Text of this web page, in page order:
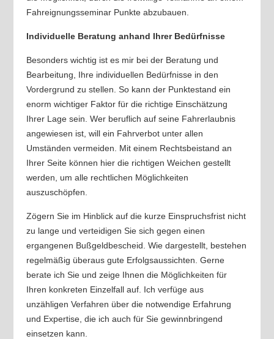
Fahreignungsseminar Punkte abzubauen.
Individuelle Beratung anhand Ihrer Bedürfnisse
Besonders wichtig ist es mir bei der Beratung und
Bearbeitung, Ihre individuellen Bedürfnisse in den
Vordergrund zu stellen. So kann der Punktestand ein
enorm wichtiger Faktor für die richtige Einschätzung
Ihrer Lage sein. Wer beruflich auf seine Fahrerlaubnis
angewiesen ist, will ein Fahrverbot unter allen
Umständen vermeiden. Mit einem Rechtsbeistand an
Ihrer Seite können hier die richtigen Weichen gestellt
werden, um alle rechtlichen Möglichkeiten
auszuschöpfen.
Zögern Sie im Hinblick auf die kurze Einspruchsfrist nicht
zu lange und verteidigen Sie sich gegen einen
ergangenen Bußgeldbescheid. Wie dargestellt, bestehen
regelmäßig überaus gute Erfolgsaussichten. Gerne
berate ich Sie und zeige Ihnen die Möglichkeiten für
Ihren konkreten Einzelfall auf. Ich verfüge aus
unzähligen Verfahren über die notwendige Erfahrung
und Expertise, die ich auch für Sie gewinnbringend
einsetzen kann.